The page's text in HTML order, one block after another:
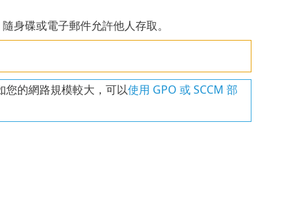
身碟或電子郵件允許他人存取。
您的網路規模較大，可以使用 GPO 或 SCCM 部